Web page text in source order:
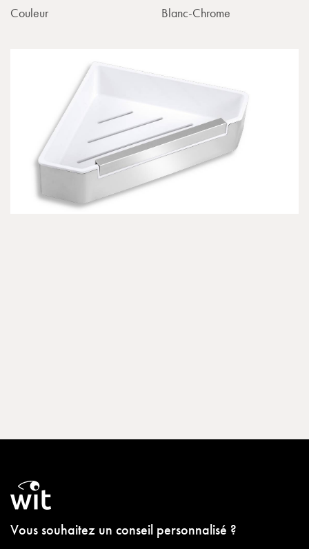
Couleur
Blanc-Chrome
Vous souhaitez un conseil personnalisé ?